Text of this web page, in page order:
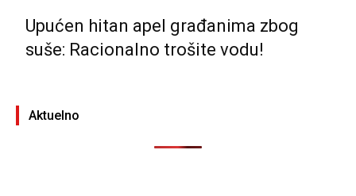
Upućen hitan apel građanima zbog
suše: Racionalno trošite vodu!
Aktuelno